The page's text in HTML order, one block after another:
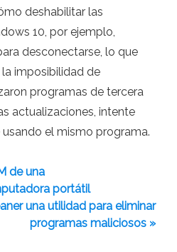
deshabilitar las
10, por ejemplo,
desconectarse, lo que
imposibilidad de
programas de tercera
actualizaciones, intente
el mismo programa.
de una
portátil
una utilidad para eliminar
programas maliciosos »